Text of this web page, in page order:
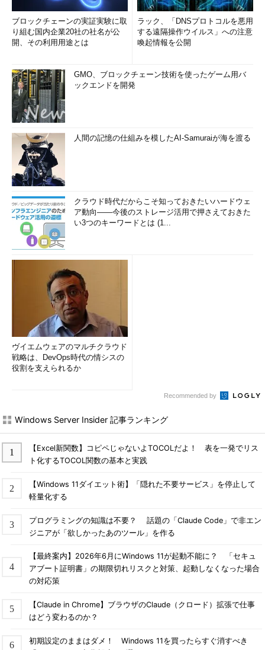
ブロックチェーンの実証実験に取
り組む国内企業20社の社名が公
開、その利用用途とは
ラック、「DNSプロトコルを悪用
する遠隔操作ウイルス」への注意
喚起情報を公開
GMO、ブロックチェーン技術を使ったゲーム用バ
ックエンドを開発
人間の記憶の仕組みを模したAI-Samuraiが海を渡る
クラウド時代だからこそ知っておきたいハードウェ
ア動向――今後のストレージ活用で押さえておきた
い3つのキーワードとは (1...
ヴイエムウェアのマルチクラウド
戦略は、DevOps時代の情シスの
役割を支えられるか
Recommended by
Windows Server Insider 記事ランキング
【Excel新関数】コピペじゃないよTOCOLだよ！ 表を一発でリス
ト化するTOCOL関数の基本と実践
【Windows 11ダイエット術】「隠れた不要サービス」を停止して
軽量化する
プログラミングの知識は不要？ 話題の「Claude Code」で非エン
ジニアが「欲しかったあのツール」を作る
【最終案内】2026年6月にWindows 11が起動不能に？ 「セキュ
アブート証明書」の期限切れリスクと対策、起動しなくなった場合
の対応策
【Claude in Chrome】ブラウザのClaude（クロード）拡張で仕事
はどう変わるのか？
初期設定のままはダメ！ Windows 11を買ったらすぐ消すべき